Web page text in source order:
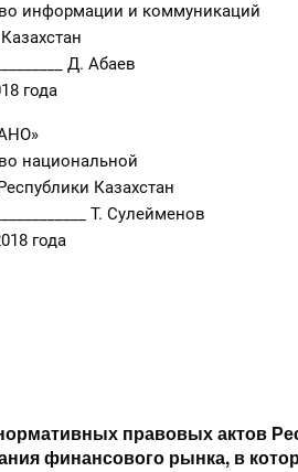
информации и коммуникаций
Д. Абаев
года
национальной
Казахстан
Т. Сулейменов
года
правовых актов
финансового рынка, в